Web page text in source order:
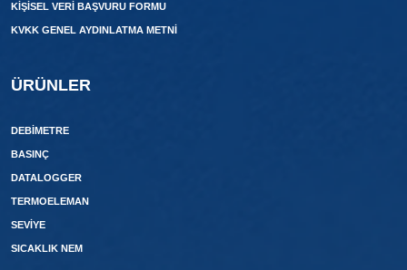
KIŞISEL VERI BAŞVURU FORMU
KVKK GENEL AYDINLATMA METNI
ÜRÜNLER
DEBIMETRE
BASINÇ
DATALOGGER
TERMOELEMAN
SEVİYE
SICAKLIK NEM